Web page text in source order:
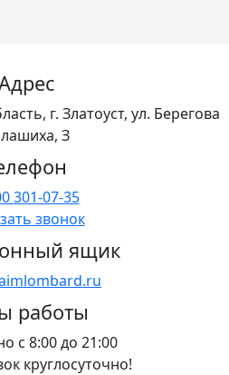
г. Златоуст, ул. Берегова
З
301-07-35
звонок
ящик
работы
с 8:00 до 21:00
круглосуточно!